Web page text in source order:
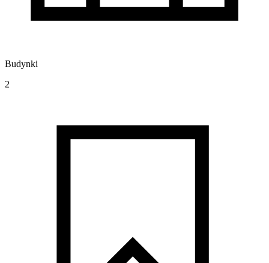
Budynki
2